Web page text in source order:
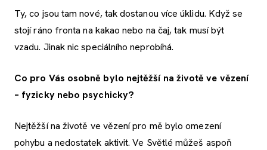
Ty, co jsou tam nové, tak dostanou více úklidu. Když se
stojí ráno fronta na kakao nebo na čaj, tak musí být
vzadu. Jinak nic speciálního neprobíhá.
Co pro Vás osobně bylo nejtěžší na životě ve vězení
– fyzicky nebo psychicky?
Nejtěžší na životě ve vězení pro mě bylo omezení
pohybu a nedostatek aktivit. Ve Světlé můžeš aspoň